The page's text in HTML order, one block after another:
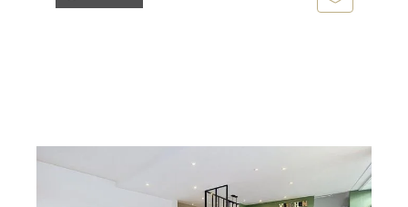
LE PUY EN VELAY 43
, 5 pièces